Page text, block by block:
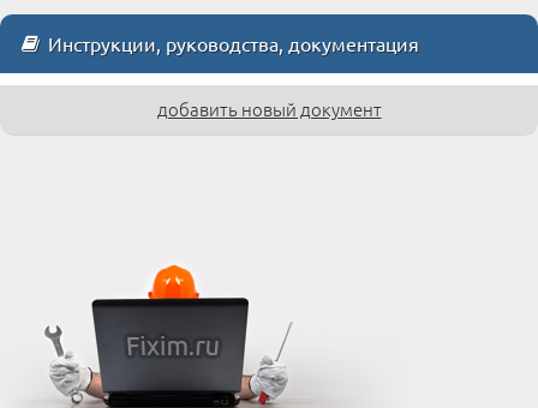
Инструкции, руководства, документация
добавить новый документ